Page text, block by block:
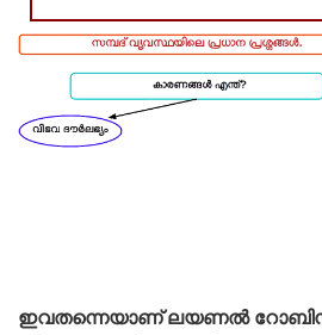
ഇവതന്നെയാണ്‌ ലയണല്‍